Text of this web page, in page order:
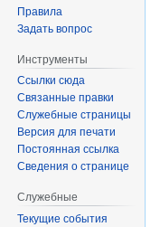
Правила
Задать вопрос
Инструменты
Ссылки сюда
Связанные правки
Служебные страницы
Версия для печати
Постоянная ссылка
Сведения о странице
Служебные
Текущие события